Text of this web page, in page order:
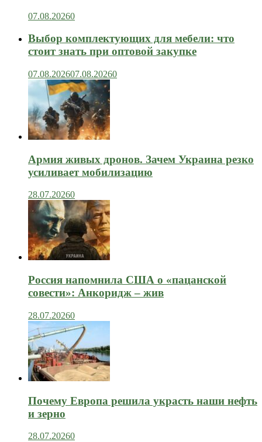
07.08.20260
Выбор комплектующих для мебели: что
стоит знать при оптовой закупке
07.08.202607.08.20260
Армия живых дронов. Зачем Украина резко
усиливает мобилизацию
28.07.20260
Россия напомнила США о «пацанской
совести»: Анкоридж – жив
28.07.20260
Почему Европа решила украсть наши нефть
и зерно
28.07.20260